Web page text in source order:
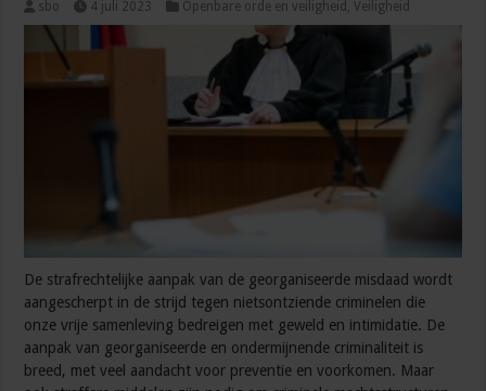
sbo 4 juli 2023 Openbare orde en veiligheid ,Veiligheid
De strafrechtelijke aanpak van de georganiseerde misdaad wordt
aangescherpt in de strijd tegen nietsontziende criminelen die
onze vrije samenleving bedreigen met geweld en intimidatie. De
aanpak van georganiseerde en ondermijnende criminaliteit is
breed, met veel aandacht voor preventie en voorkomen. Maar